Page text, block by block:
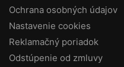
Ochrana osobných údajov
Nastavenie cookies
Reklamačný poriadok
Odstúpenie od zmluvy